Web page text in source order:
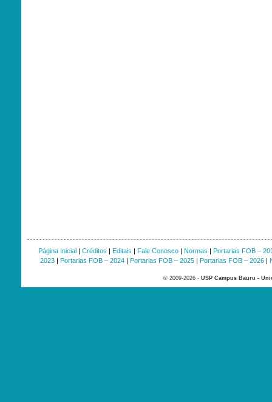
Página Inicial| Créditos | Editais | Fale Conosco| Normas | Portarias FOB –
2023| Portarias FOB – 2024| Portarias FOB – 2025| Portarias FOB – 2026|
© 2009-2026 - USP Campus Bauru -